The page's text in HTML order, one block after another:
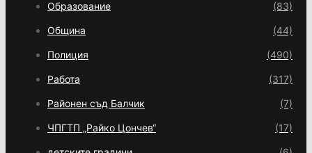
Образование (83)
Община (44)
Полиция (490)
Работа (317)
Районен съд Балчик (7)
ЧПГТП „Райко Цончев“ (17)